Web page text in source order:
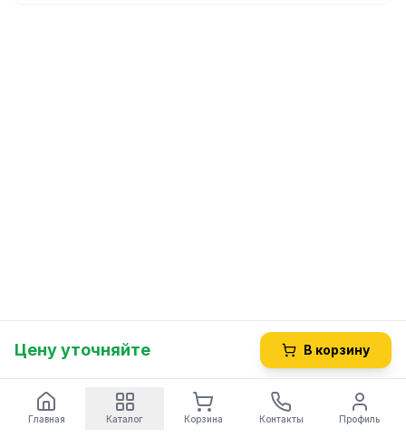
Цену уточняйте В корзину
Главная Каталог Корзина Контакты Профиль